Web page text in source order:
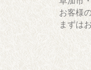
お客様
まずは